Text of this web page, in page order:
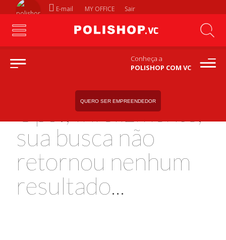
E-mail MY OFFICE Sair
Conheça a
POLISHOP COM VC
QUERO SER EMPREENDEDOR
Ops!, Infelizmente,
sua busca não
retornou nenhum
resultado...